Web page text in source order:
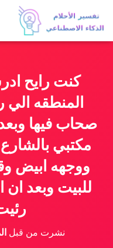
كنت رايح
المنطقه
صحاب فيها
مكتبي
ووجهه ابيض
للبيت وبعد
نشرت من قبل